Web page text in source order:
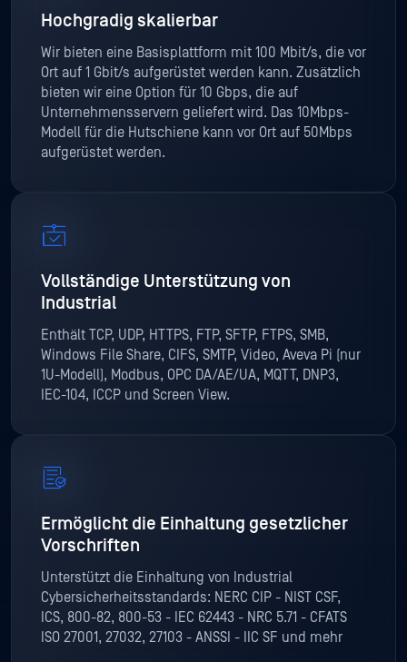
Hochgradig skalierbar
Wir bieten eine Basisplattform mit 100 Mbit/s, die vor
Ort auf 1 Gbit/s aufgerüstet werden kann. Zusätzlich
bieten wir eine Option für 10 Gbps, die auf
Unternehmensservern geliefert wird. Das 10Mbps-
Modell für die Hutschiene kann vor Ort auf 50Mbps
aufgerüstet werden.
Vollständige Unterstützung von
Industrial
Enthält TCP, UDP, HTTPS, FTP, SFTP, FTPS, SMB,
Windows File Share, CIFS, SMTP, Video, Aveva Pi (nur
1U-Modell), Modbus, OPC DA/AE/UA, MQTT, DNP3,
IEC-104, ICCP und Screen View.
Ermöglicht die Einhaltung gesetzlicher
Vorschriften
Unterstützt die Einhaltung von Industrial
Cybersicherheitsstandards: NERC CIP - NIST CSF,
ICS, 800-82, 800-53 - IEC 62443 - NRC 5.71 - CFATS
ISO 27001, 27032, 27103 - ANSSI - IIC SF und mehr